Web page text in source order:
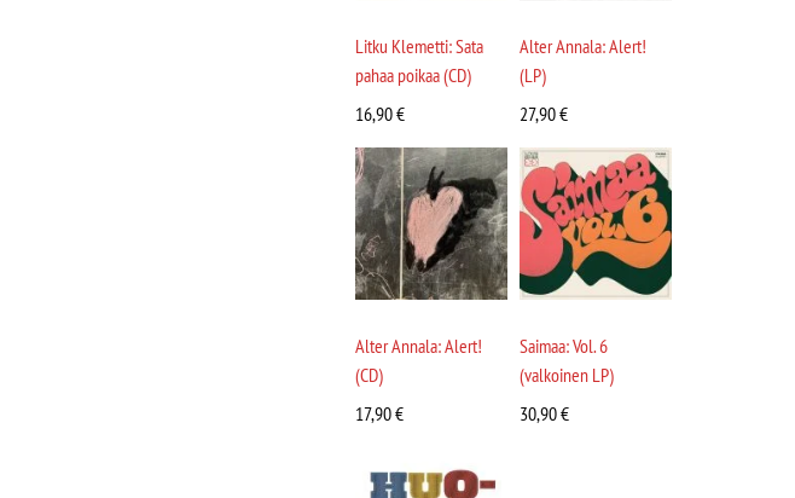
Litku Klemetti: Sata
pahaa poikaa (CD)
16,90€
Alter Annala: Alert!
(LP)
27,90€
Alter Annala: Alert!
(CD)
17,90€
Saimaa: Vol. 6
(valkoinen LP)
30,90€